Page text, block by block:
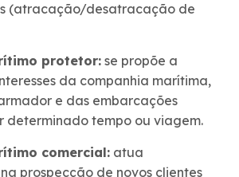
(atracação/desatracação de
protetor: se propõe a
da companhia marítima,
e das embarcações
determinado tempo ou viagem.
comercial: atua
prospecção de novos clientes